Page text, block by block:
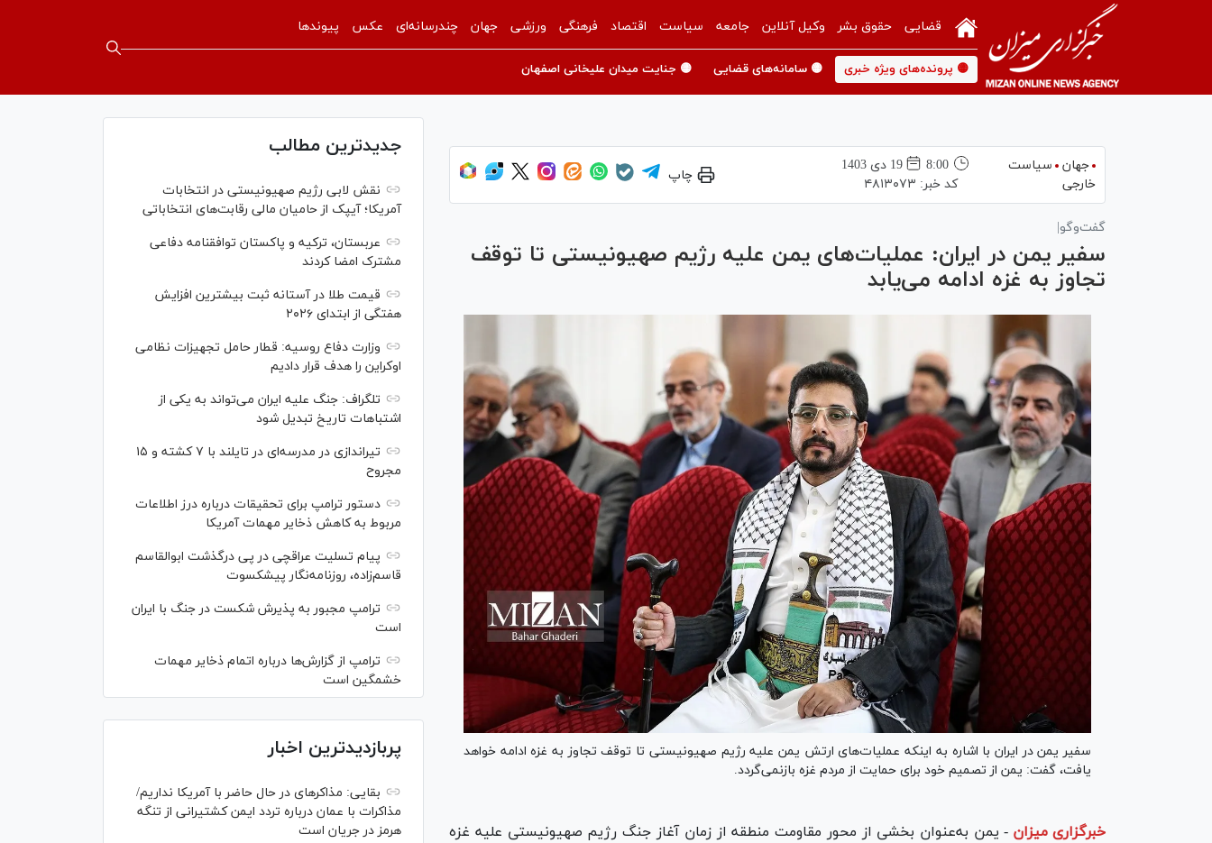
قضایی حقوق بشر وکیل آنلاین جامعه سیاست اقتصاد فرهنگی ورزشی جهان چندرسانه‌ای عکس پیوندها
🟡 پرونده‌های ویژه خبری 🟡 سامانه‌های قضایی 🟡 جنایت میدان علیخانی اصفهان
جهان
سیاست
خارجی
8:00
19 دی 1403
کد خبر: ۴۸۱۳۰۷۳
چاپ
گفت‌وگو|
سفیر یمن در ایران: عملیات‌های یمن علیه رژیم صهیونیستی تا توقف
تجاوز به غزه ادامه می‌یابد
سفیر یمن در ایران با اشاره به اینکه عملیات‌های ارتش یمن علیه رژیم صهیونیستی تا توقف تجاوز به غزه ادامه خواهد
یافت، گفت: یمن از تصمیم خود برای حمایت از مردم غزه بازنمی‌گردد.
خبرگزاری میزان - یمن به‌عنوان بخشی از محور مقاومت منطقه از زمان آغاز جنگ رژیم صهیونیستی علیه غزه
جدیدترین مطالب
نقش لابی رژیم صهیونیستی در انتخابات
آمریکا؛ آیپک از حامیان مالی رقابت‌های انتخاباتی
عربستان، ترکیه و پاکستان توافقنامه دفاعی
مشترک امضا کردند
قیمت طلا در آستانه ثبت بیشترین افزایش
هفتگی از ابتدای ۲۰۲۶
وزارت دفاع روسیه: قطار حامل تجهیزات نظامی
اوکراین را هدف قرار دادیم
تلگراف: جنگ علیه ایران می‌تواند به یکی از
اشتباهات تاریخ تبدیل شود
تیراندازی در مدرسه‌ای در تایلند با ۷ کشته و ۱۵
مجروح
دستور ترامپ برای تحقیقات درباره درز اطلاعات
مربوط به کاهش ذخایر مهمات آمریکا
پیام تسلیت عراقچی در پی درگذشت ابوالقاسم
قاسم‌زاده، روزنامه‌نگار پیشکسوت
ترامپ مجبور به پذیرش شکست در جنگ با ایران
است
ترامپ از گزارش‌ها درباره اتمام ذخایر مهمات
خشمگین است
پربازدیدترین اخبار
بقایی: مذاکره‎ای در حال حاضر با آمریکا نداریم/
مذاکرات با عمان درباره تردد ایمن کشتیرانی از تنگه
هرمز در جریان است